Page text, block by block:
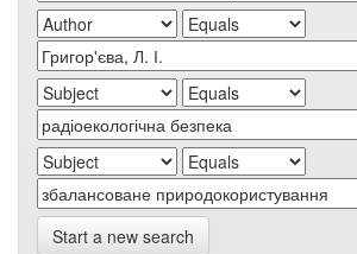
Start a new search